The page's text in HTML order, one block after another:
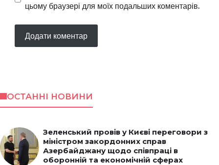
цьому браузері для моїх подальших коментарів.
ОСТАННІ НОВИНИ
Зеленський провів у Києві переговори з
міністром закордонних справ
Азербайджану щодо співпраці в
оборонній та економічній сферах